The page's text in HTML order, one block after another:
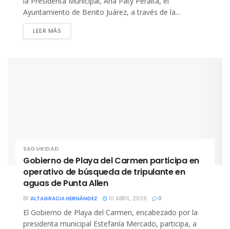
Ayuntamiento de Benito Juárez, a través de la...
LEER MÁS
SEGURIDAD
Gobierno de Playa del Carmen participa en
operativo de búsqueda de tripulante en
aguas de Punta Allen
BY ALTAGRACIA HERNÁNDEZ 10 ABRIL, 2026 0
El Gobierno de Playa del Carmen, encabezado por la
presidenta municipal Estefanía Mercado, participa, a